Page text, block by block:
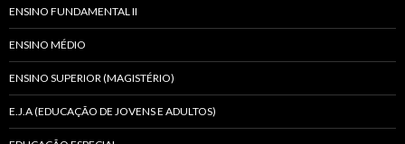
ENSINO FUNDAMENTAL II
ENSINO MÉDIO
ENSINO SUPERIOR (MAGISTÉRIO)
E.J.A (EDUCAÇÃO DE JOVENS E ADULTOS)